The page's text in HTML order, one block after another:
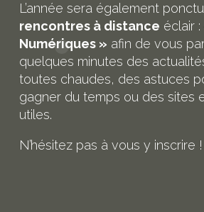
L’année sera également
rencontres à distance éclair :
Numériques » afin de vous
quelques minutes des
toutes chaudes, des astuces
gagner du temps ou des sites
utiles.
N’hésitez pas à vous y inscrire !